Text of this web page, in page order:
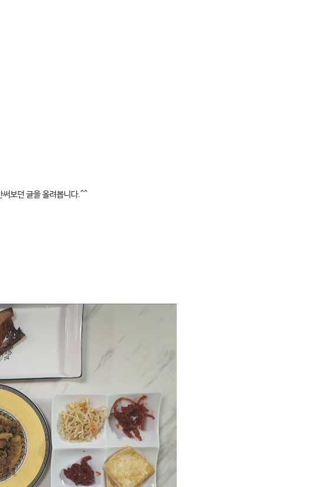
써보던 글을 올려봅니다.^^